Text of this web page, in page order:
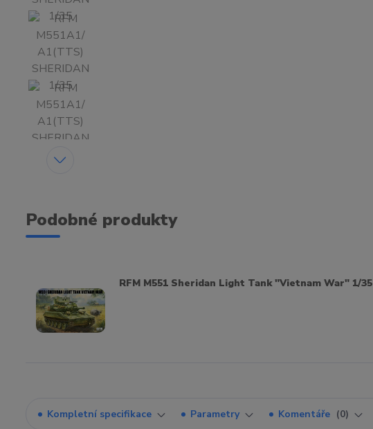
Podobné produkty
RFM M551 Sheridan Light Tank "Vietnam War" 1/35
Kompletní specifikace Parametry Komentáře 0